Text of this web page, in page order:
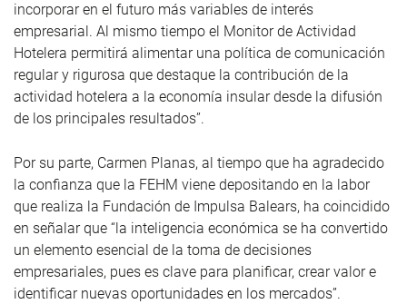
incorporar en el futuro más variables de interés
empresarial. Al mismo tiempo el Monitor de Actividad
Hotelera permitirá alimentar una política de comunicación
regular y rigurosa que destaque la contribución de la
actividad hotelera a la economía insular desde la difusión
de los principales resultados”.
Por su parte, Carmen Planas, al tiempo que ha agradecido
la confianza que la FEHM viene depositando en la labor
que realiza la Fundación de Impulsa Balears, ha coincidido
en señalar que “la inteligencia económica se ha convertido
un elemento esencial de la toma de decisiones
empresariales, pues es clave para planificar, crear valor e
identificar nuevas oportunidades en los mercados”.